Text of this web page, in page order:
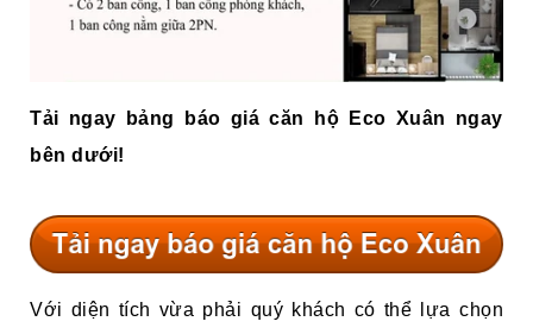
Tải ngay bảng báo giá căn hộ Eco Xuân ngay
bên dưới!
Với diện tích vừa phải quý khách có thể lựa chọn